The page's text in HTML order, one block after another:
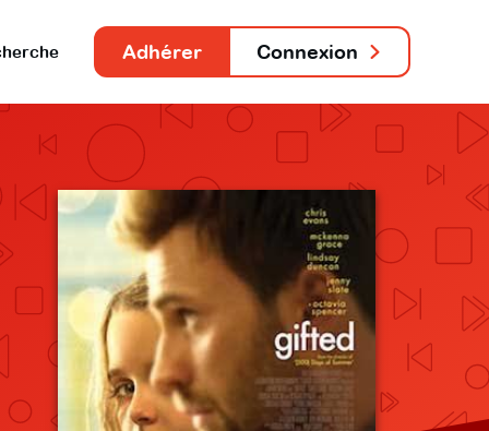
Adhérer Connexion